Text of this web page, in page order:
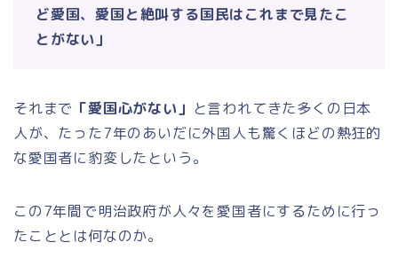
ど愛国、愛国と絶叫する国民はこれまで見たこ
とがない」
それまで 「愛国心がない」 と言われてきた多くの日本
人が、たった7年のあいだに外国人も驚くほどの熱狂的
な愛国者に豹変したという。
この7年間で明治政府が人々を愛国者にするために行っ
たこととは何なのか。